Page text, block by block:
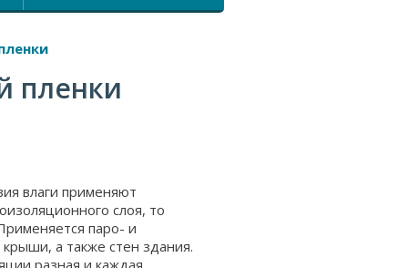
пленки
влаги применяют
слоя, то
паро- и
а также стен здания.